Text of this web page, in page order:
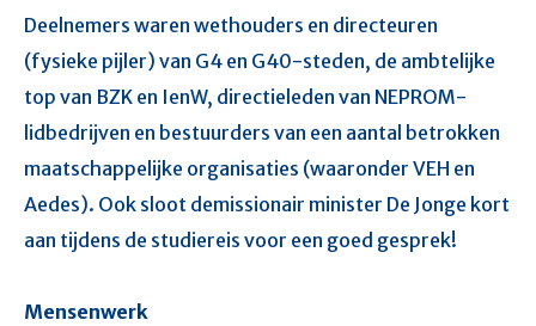
Deelnemers waren wethouders en directeuren
(fysieke pijler) van G4 en G40-steden, de ambtelijke
top van BZK en IenW, directieleden van NEPROM-
lidbedrijven en bestuurders van een aantal betrokken
maatschappelijke organisaties (waaronder VEH en
Aedes). Ook sloot demissionair minister De Jonge kort
aan tijdens de studiereis voor een goed gesprek!
Mensenwerk